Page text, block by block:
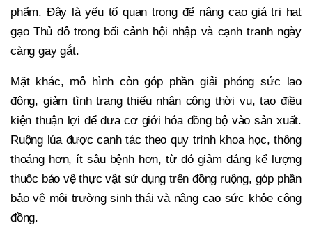
phẩm. Đây là yếu tố quan trọng để nâng cao giá trị hạt
gạo Thủ đô trong bối cảnh hội nhập và cạnh tranh ngày
càng gay gắt.
Mặt khác, mô hình còn góp phần giải phóng sức lao
động, giảm tình trạng thiếu nhân công thời vụ, tạo điều
kiện thuận lợi để đưa cơ giới hóa đồng bộ vào sản xuất.
Ruộng lúa được canh tác theo quy trình khoa học, thông
thoáng hơn, ít sâu bệnh hơn, từ đó giảm đáng kể lượng
thuốc bảo vệ thực vật sử dụng trên đồng ruộng, góp phần
bảo vệ môi trường sinh thái và nâng cao sức khỏe cộng
đồng.